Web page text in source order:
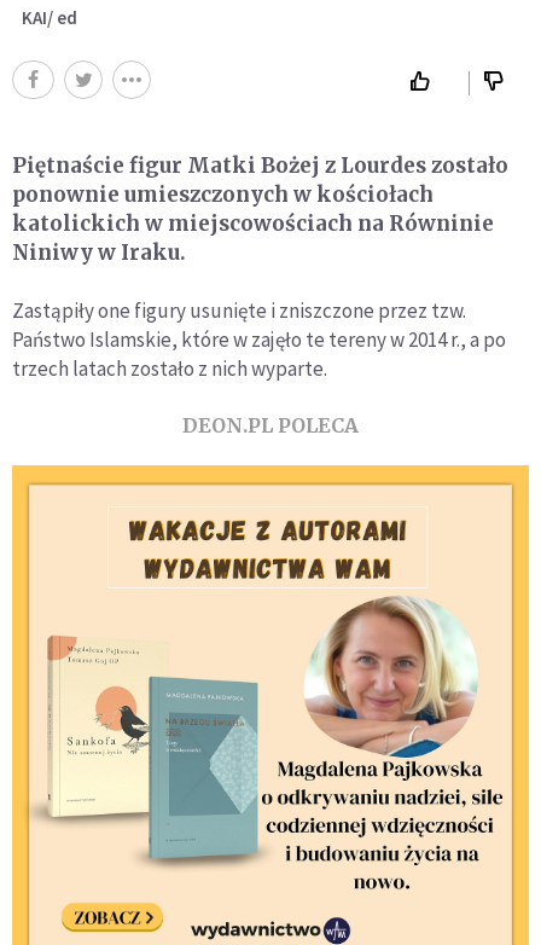
KAI/ ed
Piętnaście figur Matki Bożej z Lourdes zostało
ponownie umieszczonych w kościołach
katolickich w miejscowościach na Równinie
Niniwy w Iraku.
Zastąpiły one figury usunięte i zniszczone przez tzw.
Państwo Islamskie, które w zajęło te tereny w 2014 r., a po
trzech latach zostało z nich wyparte.
DEON.PL POLECA